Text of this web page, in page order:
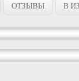
ОТЗЫВЫ В